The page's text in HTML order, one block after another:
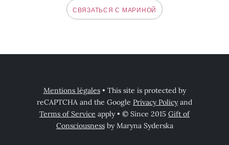
СВЯЗАТЬСЯ С МАРИНОЙ
Mentions légales• This site is protected by
reCAPTCHA and the Google Privacy Policyand
Terms of Service apply • © Since 2015 Gift of
Consciousnessby Maryna Syderska